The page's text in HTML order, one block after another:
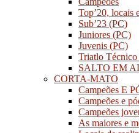
Top’20, locais
Sub’23 (PC)
Juniores (PC)
Juvenis (PC)
Triatlo Técnico
SALTO EM
CORTA-MATO
Campeões E
Campeões e
Campeões
As maiores e